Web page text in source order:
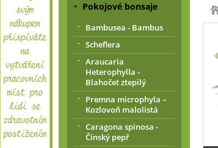
Pokojové bonsaje
Bambusea - Bambus
Scheflera
Araucaria
Heterophylla -
Blahočet ztepilý
Premna microphyla –
Kozlovoň malolistá
Caragona spinosa -
Čínský pepř